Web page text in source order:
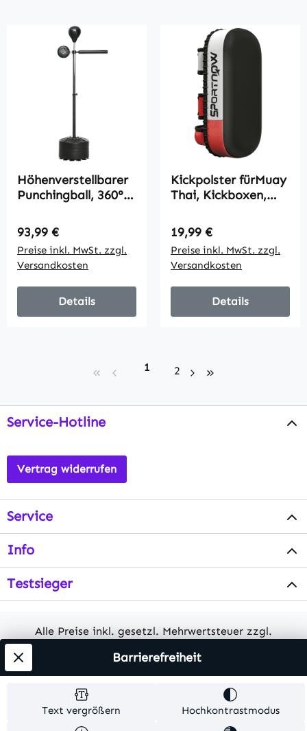
Höhenverstellbarer
Punchingball, 360°
Boxbandagen,
Schwarz, 80,5 x 48 x
163-205 cm
Regulärer Preis:
93,99 €
Preise inkl. MwSt. zzgl.
Versandkosten
Details
Kickpolster fürMuay
Thai, Kickboxen,
0,4 kg, 38x20x18
cm,
Schwarz/Rot/Weiß
Regulärer Preis:
19,99 €
Preise inkl. MwSt. zzgl.
Versandkosten
Details
Seite
1 Seite
2
Service-Hotline
Vertrag widerrufen
Service
Info
Testsieger
Alle Preise inkl. gesetzl. Mehrwertsteuer zzgl.
Herstellerangaben und ohne Gewähr.
© 2026 MKV24 – Alle Rechte vorbehalten. Theme by
Text vergrößern Hochkontrastmodus
Barrierefreiheit